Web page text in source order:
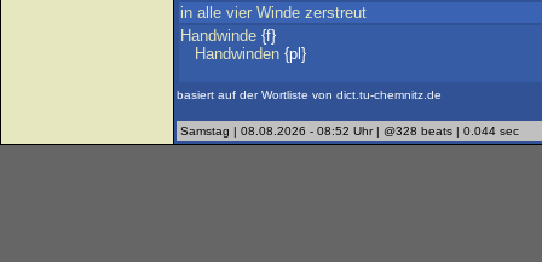
in alle vier Winde zerstreut
Handwinde {f}
Handwinden {pl}
basiert auf der Wortliste von dict.tu-chemnitz.de
Samstag | 08.08.2026 - 08:52 Uhr | @328 beats | 0.044 sec